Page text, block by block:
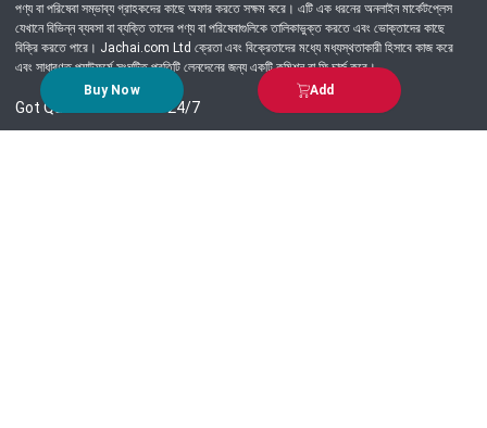
Buy Now Add
পণ্য বা পরিষেবা সম্ভাব্য গ্রাহকদের কাছে অফার করতে সক্ষম করে। এটি এক ধরনের অনলাইন মার্কেটপ্লেস
যেখানে বিভিন্ন ব্যবসা বা ব্যক্তি তাদের পণ্য বা পরিষেবাগুলিকে তালিকাভুক্ত করতে এবং ভোক্তাদের কাছে
বিক্রি করতে পারে। Jachai.com Ltd ক্রেতা এবং বিক্রেতাদের মধ্যে মধ্যস্থতাকারী হিসাবে কাজ করে
এবং সাধারণত প্ল্যাটফর্মে সংঘটিত প্রতিটি লেনদেনের জন্য একটি কমিশন বা ফি চার্জ করে।
Got Question? Call us 24/7